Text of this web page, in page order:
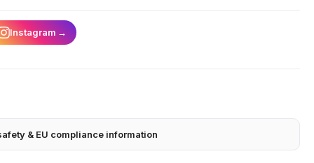
Instagram →
& EU compliance information